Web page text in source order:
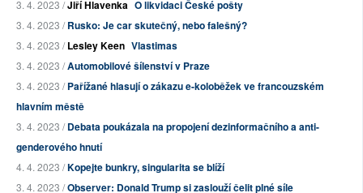
3. 4. 2023 /Jiří Hlavenka O likvidaci České pošty
3. 4. 2023 /Rusko: Je car skutečný, nebo falešný?
3. 4. 2023 /Lesley Keen Vlastimas
3. 4. 2023 /Automobilové šílenství v Praze
3. 4. 2023 /Pařížané hlasují o zákazu e-koloběžek ve francouzském
hlavním městě
3. 4. 2023 /Debata poukázala na propojení dezinformačního a anti-
genderového hnutí
4. 4. 2023 /Kopejte bunkry, singularita se blíží
3. 4. 2023 /Observer: Donald Trump si zaslouží čelit plné síle